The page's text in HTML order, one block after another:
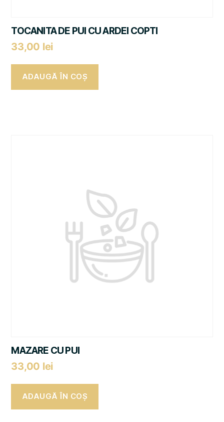
TOCANITA DE PUI CU ARDEI COPTI
33,00 lei
ADAUGĂ ÎN COȘ
MAZARE CU PUI
33,00 lei
ADAUGĂ ÎN COȘ